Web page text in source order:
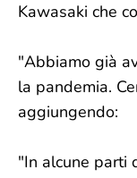
Kawasaki che
"Abbiamo già
la pandemia.
aggiungendo:
"In alcune parti